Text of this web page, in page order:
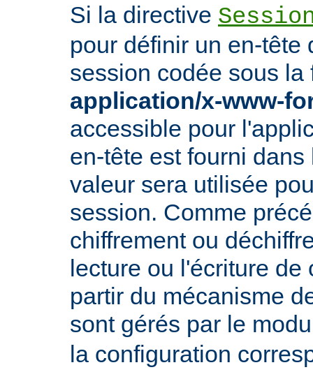
Si la directive
pour définir un en-tête
session codée sous
application/x-www-
accessible pour
en-tête est fourni
valeur sera utilisée
session. Comme
chiffrement ou
lecture ou l'écriture de
partir du mécanisme
sont gérés par le
la configuration